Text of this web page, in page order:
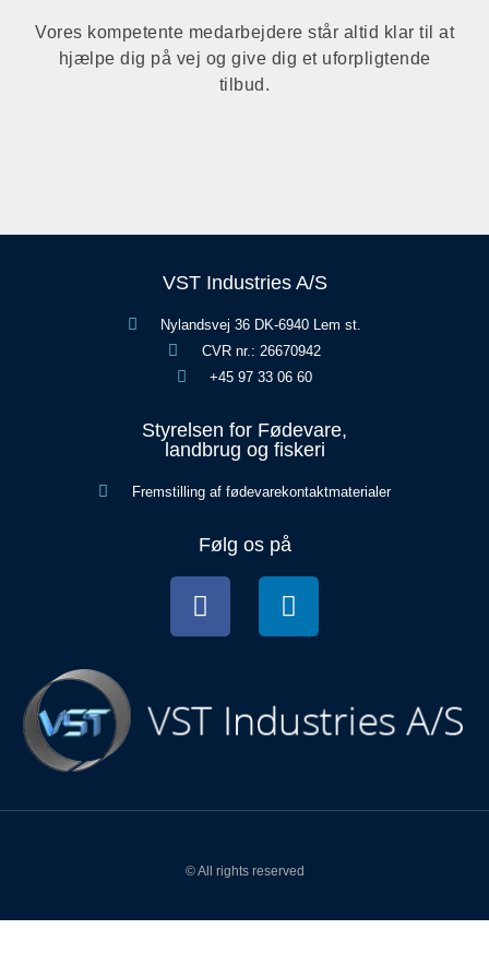
Vores kompetente medarbejdere står altid klar til at
hjælpe dig på vej og give dig et uforpligtende
tilbud.
VST Industries A/S
Nylandsvej 36 DK-6940 Lem st.
CVR nr.: 26670942
+45 97 33 06 60
Styrelsen for Fødevare,
landbrug og fiskeri
Fremstilling af fødevarekontaktmaterialer
Følg os på
© All rights reserved